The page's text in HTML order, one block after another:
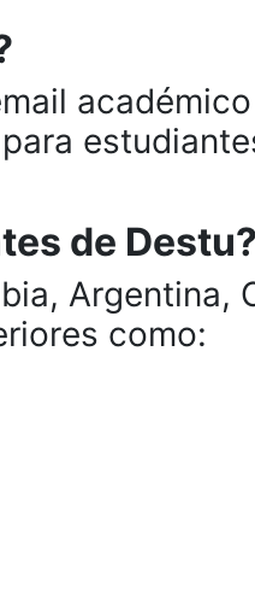
de Destu?
Argentina,
como: